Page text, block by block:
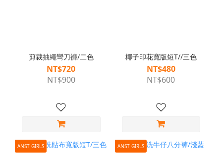
剪裁抽繩彎刀褲/二色
NT$720
NT$900
椰子印花寬版短T//三色
NT$480
NT$600
ANST GIRLS ANST GIRLS